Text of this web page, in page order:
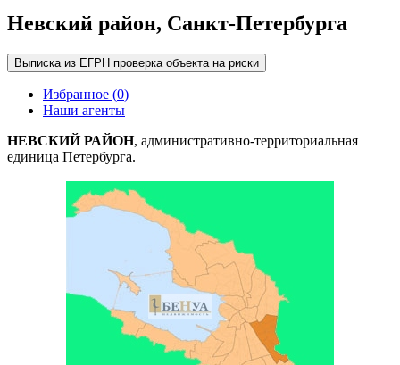
Невский район, Санкт-Петербурга
Выписка из ЕГРН проверка объекта на риски
Избранное (0)
Наши агенты
НЕВСКИЙ РАЙОН, административно-территориальная
единица Петербурга.